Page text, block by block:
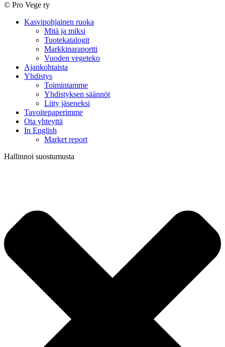
nyt
kääntää
© Pro Vege ry
Close
Kasvipohjainen ruoka
Mitä ja miksi
Tuotekatalogit
Markkinaraportti
Vuoden vegeteko
Ajankohtaista
Yhdistys
Toimintamme
Yhdistyksen säännöt
Liity jäseneksi
Tavoitepaperimme
Ota yhteyttä
In English
Market report
Hallinnoi suostumusta